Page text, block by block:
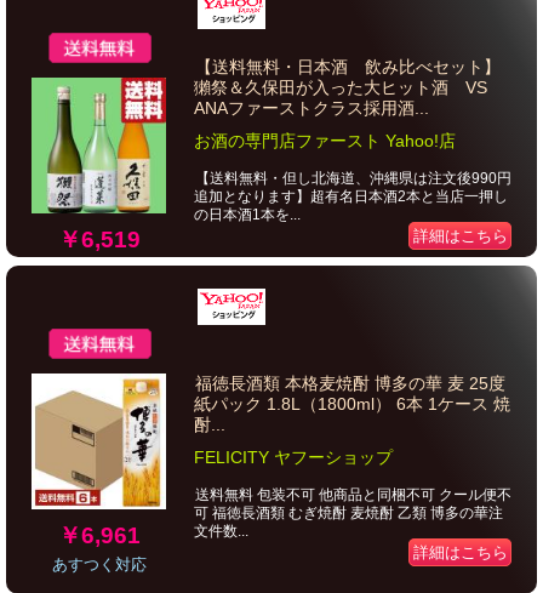
￥6,519
【送料無料・日本酒 飲み比べセット】
獺祭＆久保田が入った大ヒット酒 VS
ANAファーストクラス採用酒...
お酒の専門店ファースト Yahoo!店
【送料無料・但し北海道、沖縄県は注文後990円
追加となります】超有名日本酒2本と当店一押し
の日本酒1本を...
詳細はこちら
￥6,961
あすつく対応
福徳長酒類 本格麦焼酎 博多の華 麦 25度
紙パック 1.8L（1800ml） 6本 1ケース 焼
酎...
FELICITY ヤフーショップ
送料無料 包装不可 他商品と同梱不可 クール便不
可 福徳長酒類 むぎ焼酎 麦焼酎 乙類 博多の華注
文件数...
詳細はこちら